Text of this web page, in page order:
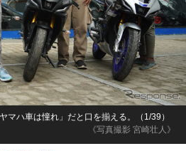
《写真撮影 宮崎壮人》
マハ車は憧れ」だと口を揃える。（1/39）